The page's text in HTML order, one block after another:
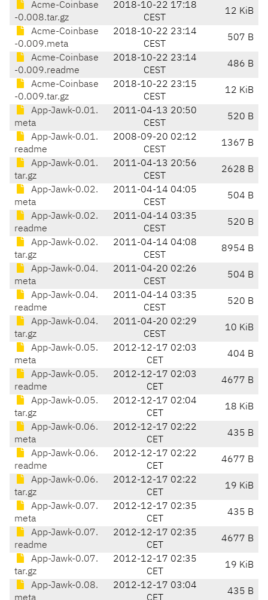
Acme-Coinbase
-0.008.tar.gz
2018-10-22 17:18
CEST
12 KiB
Acme-Coinbase
-0.009.meta
2018-10-22 23:14
CEST
507 B
Acme-Coinbase
-0.009.readme
2018-10-22 23:14
CEST
486 B
Acme-Coinbase
-0.009.tar.gz
2018-10-22 23:15
CEST
12 KiB
App-Jawk-0.01.
meta
2011-04-13 20:50
CEST
520 B
App-Jawk-0.01.
readme
2008-09-20 02:12
CEST
1367 B
App-Jawk-0.01.
tar.gz
2011-04-13 20:56
CEST
2628 B
App-Jawk-0.02.
meta
2011-04-14 04:05
CEST
504 B
App-Jawk-0.02.
readme
2011-04-14 03:35
CEST
520 B
App-Jawk-0.02.
tar.gz
2011-04-14 04:08
CEST
8954 B
App-Jawk-0.04.
meta
2011-04-20 02:26
CEST
504 B
App-Jawk-0.04.
readme
2011-04-14 03:35
CEST
520 B
App-Jawk-0.04.
tar.gz
2011-04-20 02:29
CEST
10 KiB
App-Jawk-0.05.
meta
2012-12-17 02:03
CET
404 B
App-Jawk-0.05.
readme
2012-12-17 02:03
CET
4677 B
App-Jawk-0.05.
tar.gz
2012-12-17 02:04
CET
18 KiB
App-Jawk-0.06.
meta
2012-12-17 02:22
CET
435 B
App-Jawk-0.06.
readme
2012-12-17 02:22
CET
4677 B
App-Jawk-0.06.
tar.gz
2012-12-17 02:22
CET
19 KiB
App-Jawk-0.07.
meta
2012-12-17 02:35
CET
435 B
App-Jawk-0.07.
readme
2012-12-17 02:35
CET
4677 B
App-Jawk-0.07.
tar.gz
2012-12-17 02:35
CET
19 KiB
App-Jawk-0.08.
2012-12-17 03:04
435 B